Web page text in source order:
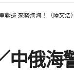
聯巡 來勢洶洶！（陸文浩
中俄海